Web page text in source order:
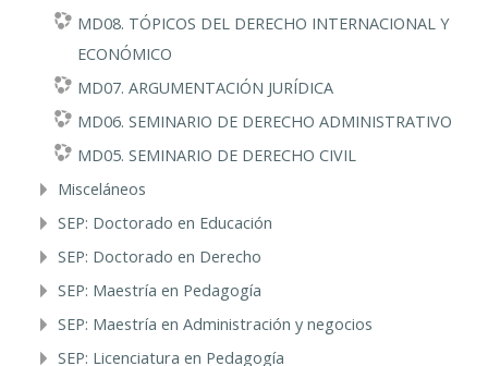
MD08. TÓPICOS DEL DERECHO INTERNACIONAL Y
ECONÓMICO
MD07. ARGUMENTACIÓN JURÍDICA
MD06. SEMINARIO DE DERECHO ADMINISTRATIVO
MD05. SEMINARIO DE DERECHO CIVIL
Misceláneos
SEP: Doctorado en Educación
SEP: Doctorado en Derecho
SEP: Maestría en Pedagogía
SEP: Maestría en Administración y negocios
SEP: Licenciatura en Pedagogía